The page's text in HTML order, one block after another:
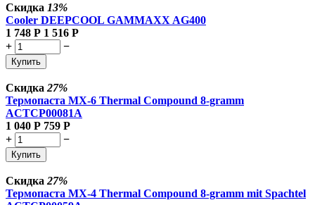
Скидка 13%
Cooler DEEPCOOL GAMMAXX AG400
1 748 Р 1 516 Р
+
−
Купить
Скидка 27%
Термопаста MX-6 Thermal Compound 8-gramm
ACTCP00081A
1 040 Р 759 Р
+
−
Купить
Скидка 27%
Термопаста MX-4 Thermal Compound 8-gramm mit Spachtel